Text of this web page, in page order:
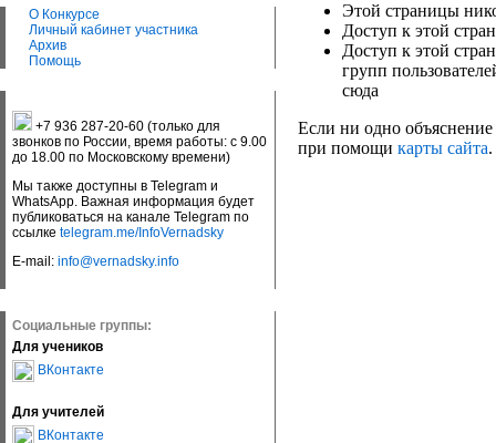
О Конкурсе
Личный кабинет участника
Архив
Помощь
+7 936 287-20-60 (только для
звонков по России, время работы: с 9.00
до 18.00 по Московскому времени)
Мы также доступны в Telegram и
WhatsApp. Важная информация будет
публиковаться на канале Telegram по
ссылке telegram.me/InfoVernadsky
E-mail: info@vernadsky.info
Социальные группы:
Для учеников
ВКонтакте
Для учителей
ВКонтакте
Этой страницы
Доступ к этой
Доступ к этой
групп
сюда
Если ни одно объяснение
при помощи карты сайта.